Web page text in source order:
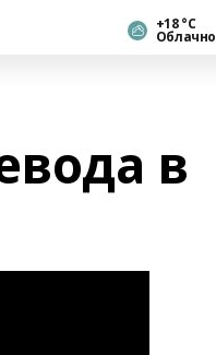
+18 °С
Облачно
в